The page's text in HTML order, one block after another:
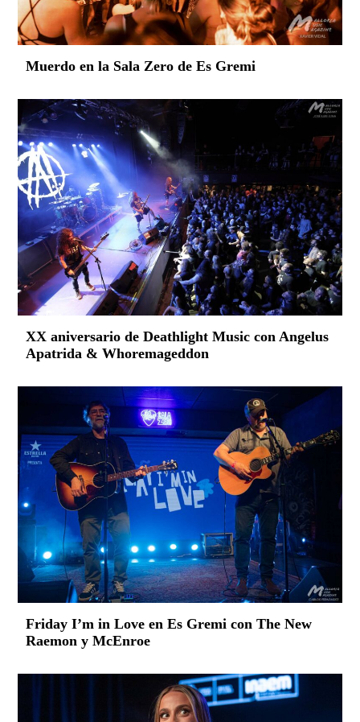
Muerdo en la Sala Zero de Es Gremi
XX aniversario de Deathlight Music con Angelus
Apatrida & Whoremageddon
Friday I’m in Love en Es Gremi con The New
Raemon y McEnroe